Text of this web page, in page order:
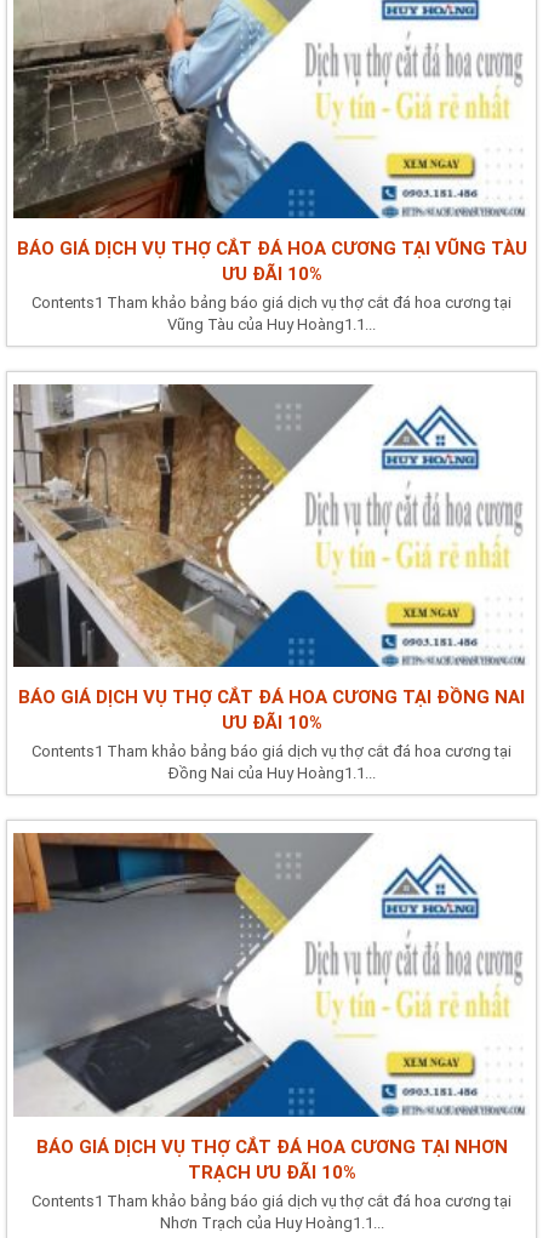
BÁO GIÁ DỊCH VỤ THỢ CẮT ĐÁ HOA CƯƠNG TẠI VŨNG TÀU
ƯU ĐÃI 10%
Contents1 Tham khảo bảng báo giá dịch vụ thợ cắt đá hoa cương tại
Vũng Tàu của Huy Hoàng1.1...
BÁO GIÁ DỊCH VỤ THỢ CẮT ĐÁ HOA CƯƠNG TẠI ĐỒNG NAI
ƯU ĐÃI 10%
Contents1 Tham khảo bảng báo giá dịch vụ thợ cắt đá hoa cương tại
Đồng Nai của Huy Hoàng1.1...
BÁO GIÁ DỊCH VỤ THỢ CẮT ĐÁ HOA CƯƠNG TẠI NHƠN
TRẠCH ƯU ĐÃI 10%
Contents1 Tham khảo bảng báo giá dịch vụ thợ cắt đá hoa cương tại
Nhơn Trạch của Huy Hoàng1.1...